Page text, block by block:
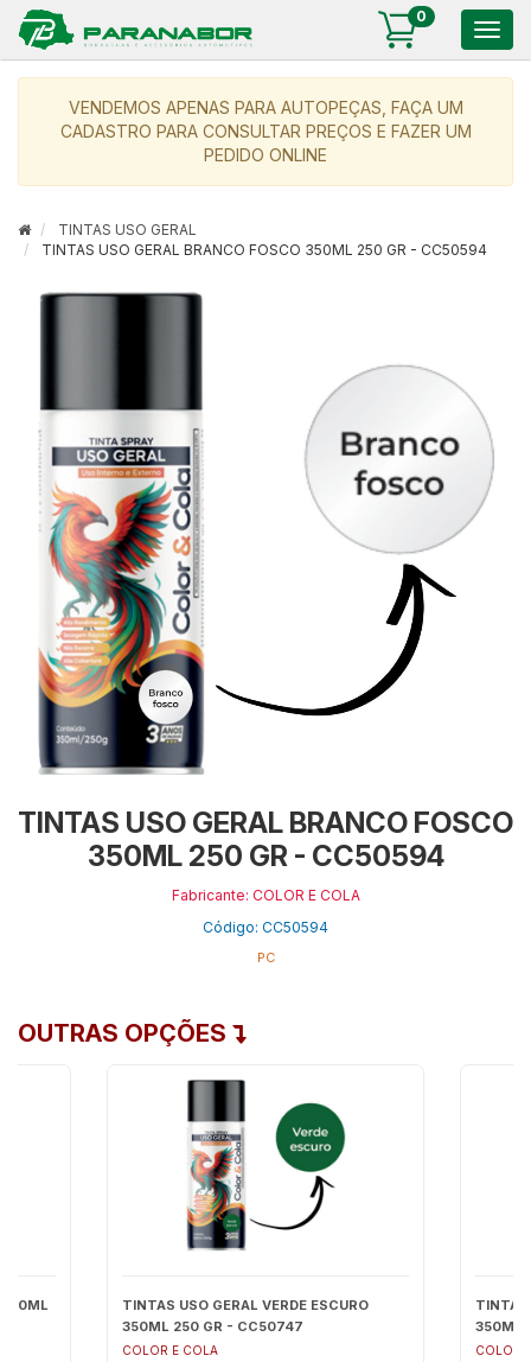
0
VENDEMOS APENAS PARA AUTOPEÇAS, FAÇA UM
CADASTRO PARA CONSULTAR PREÇOS E FAZER UM
PEDIDO ONLINE
TINTAS USO GERAL
TINTAS USO GERAL BRANCO FOSCO 350ML 250 GR - CC50594
TINTAS USO GERAL BRANCO FOSCO
350ML 250 GR - CC50594
Fabricante: COLOR E COLA
Código: CC50594
PC
OUTRAS OPÇÕES
350ML
TINTAS USO GERAL VERDE ESCURO
350ML 250 GR - CC50747
COLOR E COLA
TINTAS
350ML
COLOR